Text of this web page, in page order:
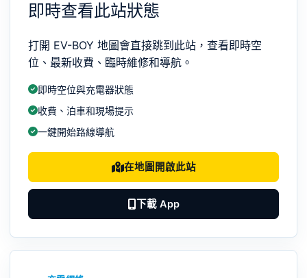
即時查看此站狀態
打開 EV-BOY 地圖會直接跳到此站，查看即時空
位、最新收費、臨時維修和導航。
即時空位與充電器狀態
收費、泊車和現場提示
一鍵開始路線導航
在地圖開啟此站
下載 App